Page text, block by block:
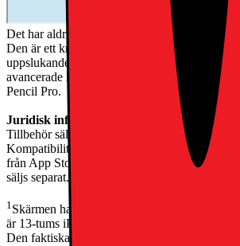
Det har aldrig funnits ett bättre tillfälle att byta
Den är ett kreativt kraftpaket med det
uppslukande Liquid Retina-skärm på antingen
avancerade kameror, blixtsnabbt trådlöst
Pencil Pro.
Juridisk information
Tillbehör säljs separat och tillgängligheten kan
Kompatibiliteten varierar beroende på
från App Store. Utbudet kan ändras. Mjukvara
säljs separat.
1 Skärmen har rundade hörn. Uppmätt som
är 13-tums iPad Air 12,9 tum och 11-tums
Den faktiska skärmytan är något mindre.